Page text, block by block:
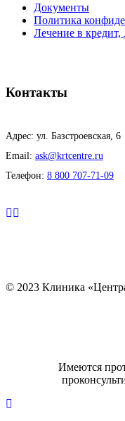
Документы
Политика
Лечение в
Контакты
Адрес: ул. Базстроевская, 6
Email: ask@krtcentre.ru
Телефон: 8 800 707-71-09
© 2023 Клиника
Имеются